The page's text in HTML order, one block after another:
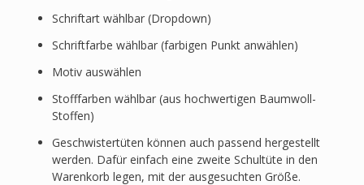
Schriftart wählbar (Dropdown)
Schriftfarbe wählbar (farbigen Punkt anwählen)
Motiv auswählen
Stofffarben wählbar (aus hochwertigen Baumwoll-
Stoffen)
Geschwistertüten können auch passend hergestellt
werden. Dafür einfach eine zweite Schultüte in den
Warenkorb legen, mit der ausgesuchten Größe.